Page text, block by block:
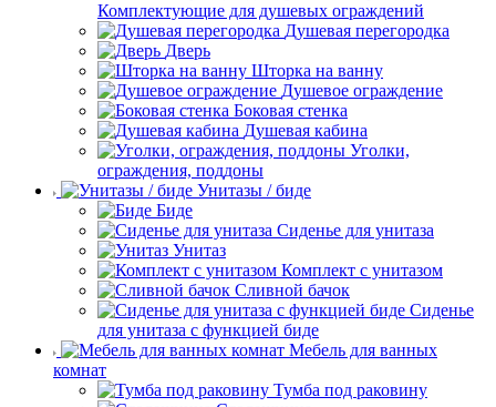
Комплектующие для душевых ограждений
Душевая перегородка
Дверь
Шторка на ванну
Душевое ограждение
Боковая стенка
Душевая кабина
Уголки,
ограждения, поддоны
Унитазы / биде
Биде
Сиденье для унитаза
Унитаз
Комплект с унитазом
Сливной бачок
Сиденье
для унитаза с функцией биде
Мебель для ванных
комнат
Тумба под раковину